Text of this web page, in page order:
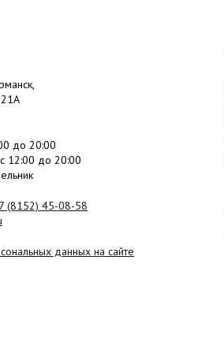
до 20:00
12:00 до 20:00
(8152) 45-08-58
данных на сайте